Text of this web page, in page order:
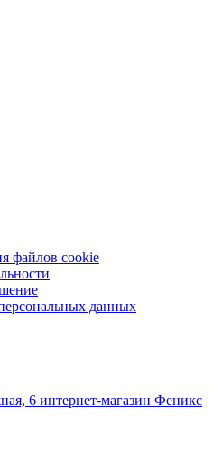
файлов cookie
данных
6 интернет-магазин Феникс